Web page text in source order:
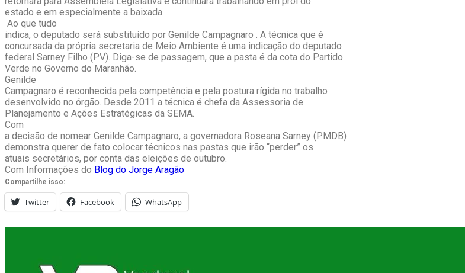
estado e em especialmente a baixada.
Ao que tudo
indica, o deputado será substituído por Genilde Campagnaro . A técnica que é
concursada da própria secretaria de Meio Ambiente é uma indicação do deputado
federal Sarney Filho (PV). Diga-se de passagem, que a pasta é da cota do Partido
Verde no Governo do Maranhão.
Genilde
Campagnaro é reconhecida pela competência e pela postura rígida no trabalho
desenvolvido no órgão. Desde 2011 a técnica é chefa da Assessoria de
Planejamento e Ações Estratégicas da SEMA.
Com
a decisão de nomear Genilde Campagnaro, a governadora Roseana Sarney (PMDB)
demonstra querer de fato colocar técnicos nas pastas que irão “perder” os
atuais secretários, por conta das eleições de outubro.
Com Informações do Blog do Jorge Aragão
Compartilhe isso:
Twitter Facebook WhatsApp